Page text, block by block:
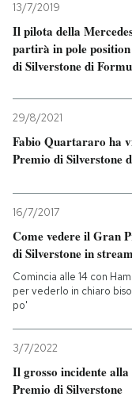
13/7/2019
Il pilota della
partirà in pole
di Silverstone di
29/8/2021
Fabio Quartararo ha
Premio di Silverstone
16/7/2017
Come vedere il Gran
di Silverstone in
Comincia alle 14 con
per vederlo in chiaro
po'
3/7/2022
Il grosso incidente
Premio di Silverstone